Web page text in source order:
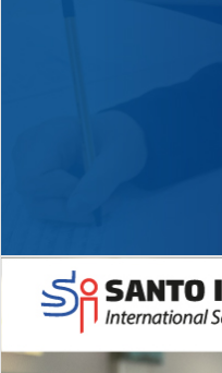
Novidades 2026 High School